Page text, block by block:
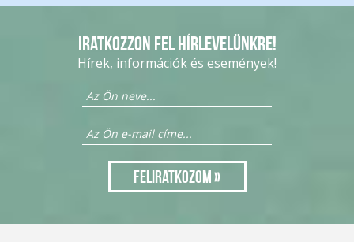
Iratkozzon fel hírlevelünkre!
Hírek, információk és események!